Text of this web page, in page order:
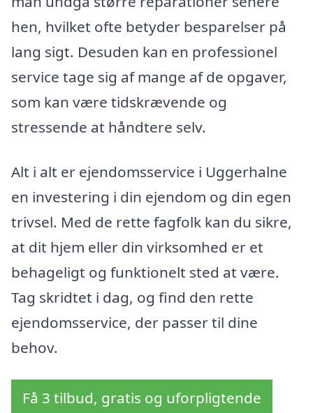
hen, hvilket ofte betyder besparelser på
lang sigt. Desuden kan en professionel
service tage sig af mange af de opgaver,
som kan være tidskrævende og
stressende at håndtere selv.
Alt i alt er ejendomsservice i Uggerhalne
en investering i din ejendom og din egen
trivsel. Med de rette fagfolk kan du sikre,
at dit hjem eller din virksomhed er et
behageligt og funktionelt sted at være.
Tag skridtet i dag, og find den rette
ejendomsservice, der passer til dine
behov.
Få 3 tilbud, gratis og uforpligtende